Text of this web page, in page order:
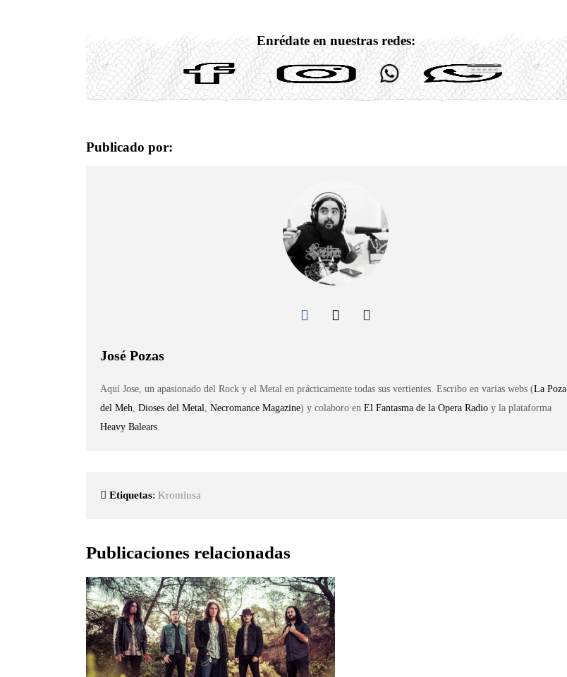
Enrédate en nuestras redes:
Publicado por:
José Pozas
Aquí Jose, un apasionado del Rock y el Metal en prácticamente todas sus vertientes. Escribo en varias webs (La Poza
del Meh Dioses del Metal Necromance Magazine) y colaboro en El Fantasma de la Opera Radio y la plataforma
Heavy Balears
Etiquetas: Kromiusa
Publicaciones relacionadas